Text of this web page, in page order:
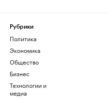
Рубрики
Политика
Экономика
Общество
Бизнес
Технологии и
медиа